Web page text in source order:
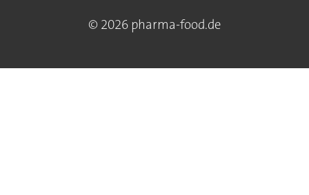
© 2026 pharma-food.de